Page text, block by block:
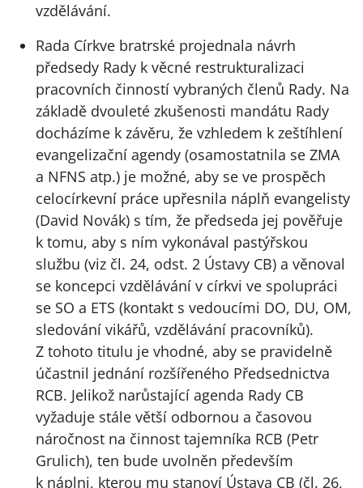
vzdělávání.
Rada Církve bratrské projednala návrh
předsedy Rady k věcné restrukturalizaci
pracovních činností vybraných členů Rady. Na
základě dvouleté zkušenosti mandátu Rady
docházíme k závěru, že vzhledem k zeštíhlení
evangelizační agendy (osamostatnila se ZMA
a NFNS atp.) je možné, aby se ve prospěch
celocírkevní práce upřesnila náplň evangelisty
(David Novák) s tím, že předseda jej pověřuje
k tomu, aby s ním vykonával pastýřskou
službu (viz čl. 24, odst. 2 Ústavy CB) a věnoval
se koncepci vzdělávání v církvi ve spolupráci
se SO a ETS (kontakt s vedoucími DO, DU, OM,
sledování vikářů, vzdělávání pracovníků).
Z tohoto titulu je vhodné, aby se pravidelně
účastnil jednání rozšířeného Předsednictva
RCB. Jelikož narůstající agenda Rady CB
vyžaduje stále větší odbornou a časovou
náročnost na činnost tajemníka RCB (Petr
Grulich), ten bude uvolněn především
k náplni, kterou mu stanoví Ústava CB (čl. 26,